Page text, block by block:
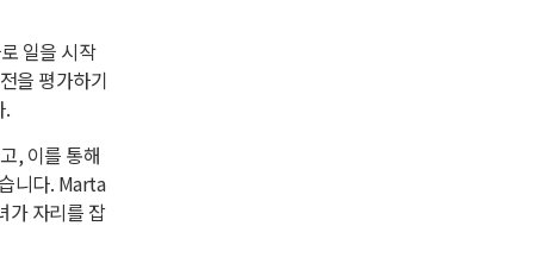
일을 시작
을 평가하기
.
, 이를 통해
니다. Marta
가 자리를 잡